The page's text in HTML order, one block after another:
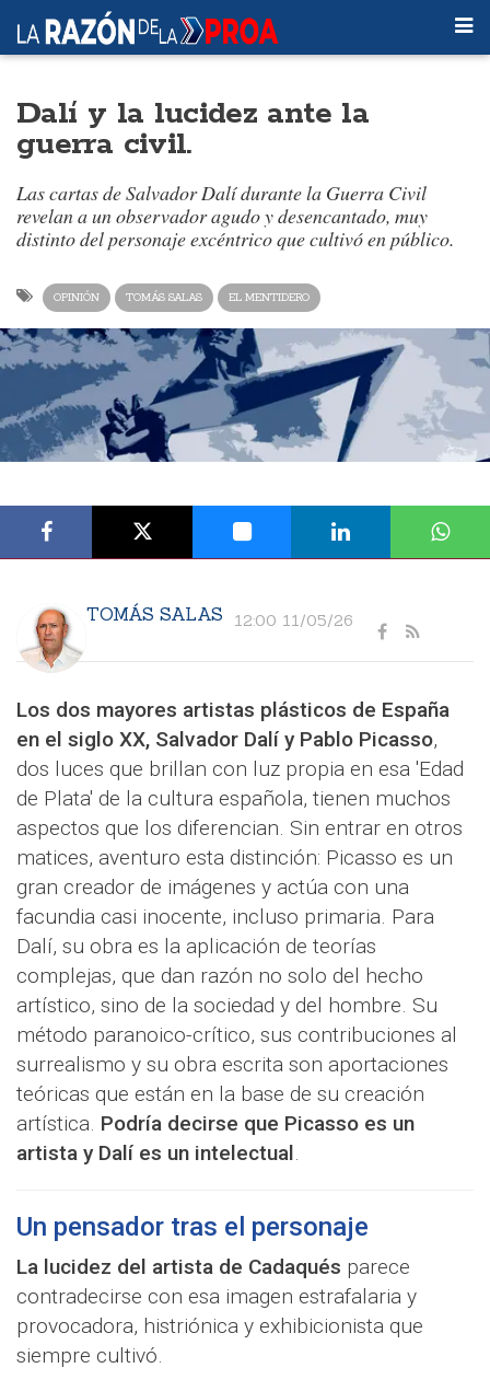
Dalí y la lucidez ante la
guerra civil.
Las cartas de Salvador Dalí durante la Guerra Civil
revelan a un observador agudo y desencantado, muy
distinto del personaje excéntrico que cultivó en público.
OPINIÓN TOMÁS SALAS EL MENTIDERO
TOMÁS SALAS 12:00 11/05/26
Los dos mayores artistas plásticos de España
en el siglo XX, Salvador Dalí y Pablo Picasso,
dos luces que brillan con luz propia en esa 'Edad
de Plata' de la cultura española, tienen muchos
aspectos que los diferencian. Sin entrar en otros
matices, aventuro esta distinción: Picasso es un
gran creador de imágenes y actúa con una
facundia casi inocente, incluso primaria. Para
Dalí, su obra es la aplicación de teorías
complejas, que dan razón no solo del hecho
artístico, sino de la sociedad y del hombre. Su
método paranoico-crítico, sus contribuciones al
surrealismo y su obra escrita son aportaciones
teóricas que están en la base de su creación
artística. Podría decirse que Picasso es un
artista y Dalí es un intelectual.
Un pensador tras el personaje
La lucidez del artista de Cadaqués parece
contradecirse con esa imagen estrafalaria y
provocadora, histriónica y exhibicionista que
siempre cultivó.